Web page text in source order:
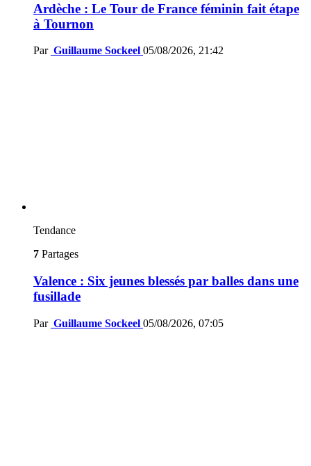
Ardèche : Le Tour de France féminin fait étape
à Tournon
Par Guillaume Sockeel 05/08/2026, 21:42
Tendance
7 Partages
Valence : Six jeunes blessés par balles dans une
fusillade
Par Guillaume Sockeel 05/08/2026, 07:05